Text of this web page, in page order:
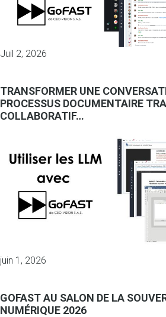
Juil 2, 2026
TRANSFORMER UNE
PROCESSUS DOCUMENTAIRE
COLLABORATIF…
juin 1, 2026
GOFAST AU SALON DE LA
NUMÉRIQUE 2026